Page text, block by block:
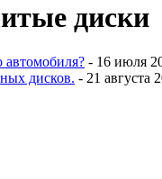
диски
автомобиля? - 16 июля
дисков. - 21 августа